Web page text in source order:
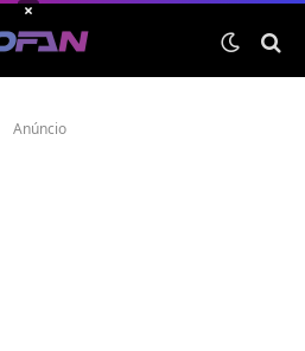
Anúncio
×